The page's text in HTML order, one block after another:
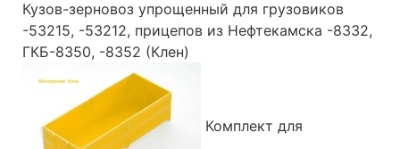
Кузов-зерновоз упрощенный для грузовиков
-53215, -53212, прицепов из Нефтекамска -8332,
ГКБ-8350, -8352 (Клен)
Комплект для